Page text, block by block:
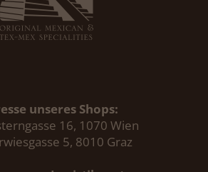
unseres Shops:
16, 1070 Wien
5, 8010 Graz